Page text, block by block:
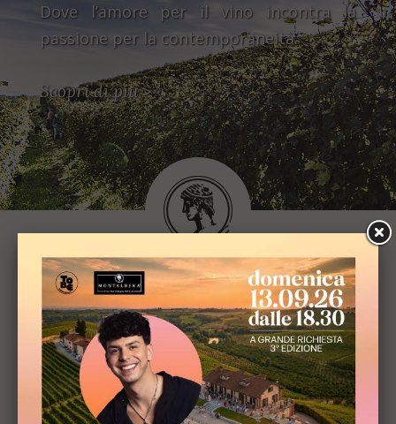
Dove l’amore per il vino incontra la
passione per la contemporaneità.
Scopri di più>
Le basi della nostra
filosofia produttiva.
I tanti anni di storia ed esperienza ci